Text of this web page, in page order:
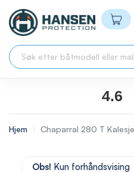
4.6
Hjem Chaparral 280 T Kalesje
Obs! Kun forhåndsvising